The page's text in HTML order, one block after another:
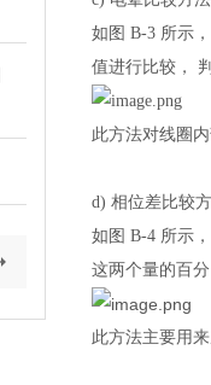
如图 B-3 所示
值进行比较，
此方法对线圈
d) 相位差比较
如图 B-4 所示
这两个量的百
此方法主要用